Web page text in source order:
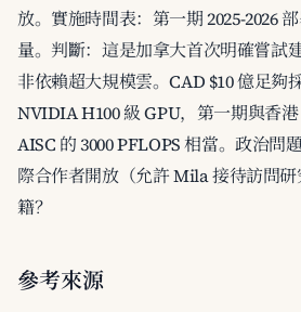
放。實施時間表：第一期 2025-2026
量。判斷：這是加拿大首次明確嘗試
非依賴超大規模雲。CAD $10 億足夠
NVIDIA H100 級 GPU，第一期與香
AISC 的 3000 PFLOPS 相當。政治問
際合作者開放（允許 Mila 接待訪問
籍？
參考來源